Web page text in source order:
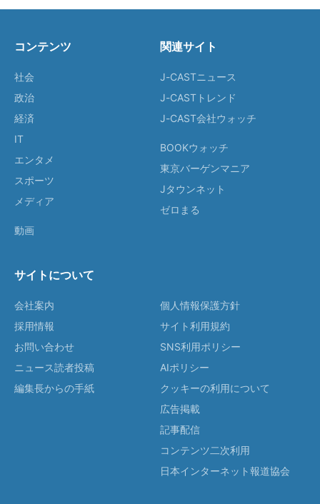
コンテンツ
社会
政治
経済
IT
エンタメ
スポーツ
メディア
動画
関連サイト
J-CASTニュース
J-CASTトレンド
J-CAST会社ウォッチ
BOOKウォッチ
東京バーゲンマニア
Jタウンネット
ゼロまる
サイトについて
会社案内
採用情報
お問い合わせ
ニュース読者投稿
編集長からの手紙
個人情報保護方針
サイト利用規約
SNS利用ポリシー
AIポリシー
クッキーの利用について
広告掲載
記事配信
コンテンツ二次利用
日本インターネット報道協会